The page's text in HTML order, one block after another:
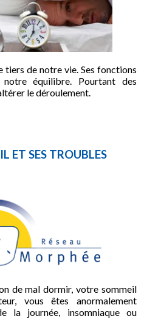
tiers de notre vie. Ses fonctions
équilibre. Pourtant des
le déroulement.
ET SES TROUBLES
de mal dormir, votre sommeil
vous êtes anormalement
la journée, insomniaque ou